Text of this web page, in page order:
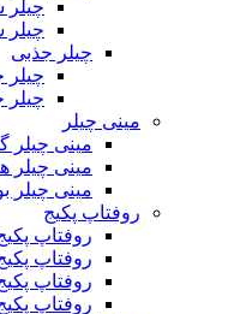
چیلر
چیلر
چیلر جذبی
چیلر
چیلر
مینی چیلر
مینی چیلر
مینی چیلر
مینی چیلر
روفتاپ پکیج
روفتاپ
روفتاپ
روفتاپ
روفتاپ